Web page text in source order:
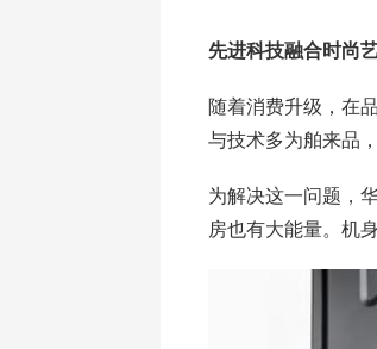
先进科技融合时尚
随着消费升级，在
与技术多为舶来品
为解决这一问题，
房也有大能量。机